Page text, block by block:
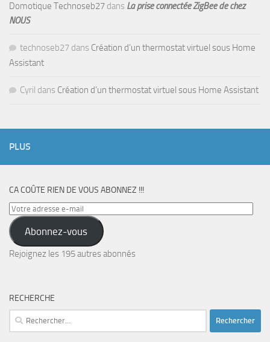
Domotique Technoseb27 dans La prise connectée ZigBee de chez
NOUS
technoseb27 dans Création d’un thermostat virtuel sous Home
Assistant
Cyril dans Création d’un thermostat virtuel sous Home Assistant
PLUS
CA COÛTE RIEN DE VOUS ABONNEZ !!!
Votre
adresse
e-
mail
Abonnez-vous
Rejoignez les 195 autres abonnés
RECHERCHE
Rechercher :